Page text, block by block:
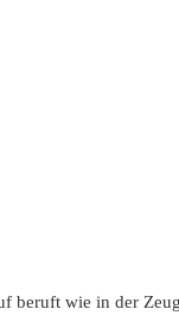
beruft wie in der